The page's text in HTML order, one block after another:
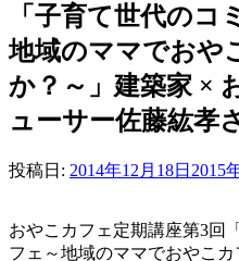
「子育て世代のコ
地域のママでおや
か？～」建築家 ×
ューサー佐藤紘孝
投稿日: 2014年12月18日 2015
おやこカフェ定期講座第3回
フェ～地域のママでおやこカ